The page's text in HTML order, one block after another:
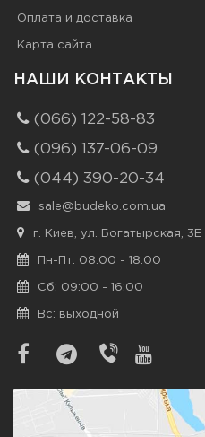
Оплата и доставка
Карта сайта
НАШИ КОНТАКТЫ
(066) 122-58-83
(096) 137-06-09
(044) 390-20-34
sale@budeko.com.ua
г. Киев, ул. Богатырская, 3Е
Пн-Пт: 08:00 - 18:00
Сб: 09:00 - 16:00
Вс: выходной